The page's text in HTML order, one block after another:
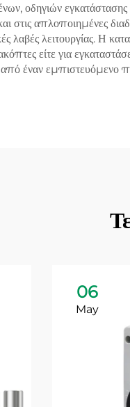
οδηγιών εγκατάστασης
στις απλοποιημένες
λαβές λειτουργίας. Η
είτε για
έναν
06
May